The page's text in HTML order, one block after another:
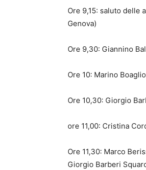
Ore 9,15: saluto delle
Genova)
Ore 9,30: Giannino
Ore 10: Marino
Ore 10,30: Giorgio
ore 11,00: Cristina
Ore 11,30: Marco
Giorgio Barberi